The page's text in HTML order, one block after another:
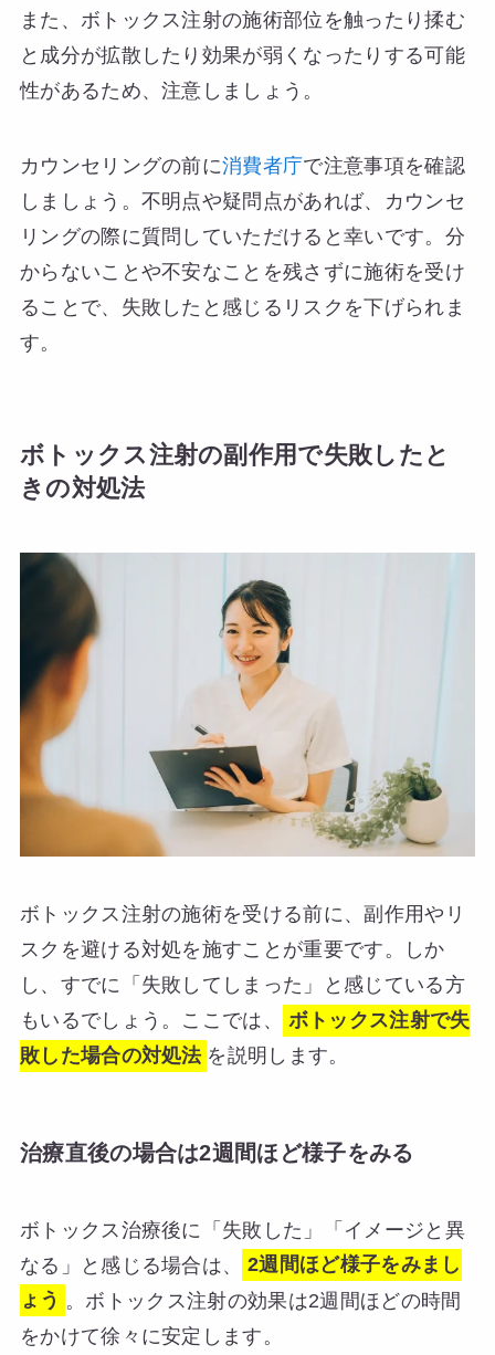
また、ボトックス注射の施術部位を触ったり揉む
と成分が拡散したり効果が弱くなったりする可能
性があるため、注意しましょう。
カウンセリングの前に消費者庁で注意事項を確認
しましょう。不明点や疑問点があれば、カウンセ
リングの際に質問していただけると幸いです。分
からないことや不安なことを残さずに施術を受け
ることで、失敗したと感じるリスクを下げられま
す。
ボトックス注射の副作用で失敗したと
きの対処法
ボトックス注射の施術を受ける前に、副作用やリ
スクを避ける対処を施すことが重要です。しか
し、すでに「失敗してしまった」と感じている方
もいるでしょう。ここでは、
ボトックス注射で失
敗した場合の対処法 を説明します。
治療直後の場合は2週間ほど様子をみる
ボトックス治療後に「失敗した」「イメージと異
なる」と感じる場合は、
2週間ほど様子をみまし
ょう 。ボトックス注射の効果は2週間ほどの時間
をかけて徐々に安定します。